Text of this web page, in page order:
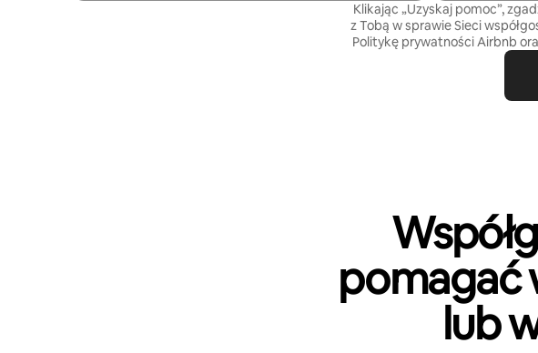
Klikając „Uzyskaj pomoc”,
z Tobą w sprawie Sieci
Politykę prywatnościAirbnb
pomagać
lub